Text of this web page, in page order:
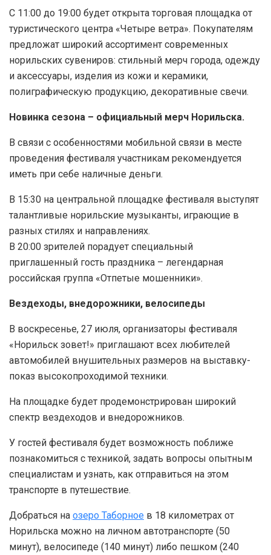
С 11:00 до 19:00 будет открыта торговая площадка от
туристического центра «Четыре ветра». Покупателям
предложат широкий ассортимент современных
норильских сувениров: стильный мерч города, одежду
и аксессуары, изделия из кожи и керамики,
полиграфическую продукцию, декоративные свечи.
Новинка сезона – официальный мерч Норильска.
В связи с особенностями мобильной связи в месте
проведения фестиваля участникам рекомендуется
иметь при себе наличные деньги.
В 15:30 на центральной площадке фестиваля выступят
талантливые норильские музыканты, играющие в
разных стилях и направлениях.
В 20:00 зрителей порадует специальный
приглашенный гость праздника – легендарная
российская группа «Отпетые мошенники».
Вездеходы, внедорожники, велосипеды
В воскресенье, 27 июля, организаторы фестиваля
«Норильск зовет!» приглашают всех любителей
автомобилей внушительных размеров на выставку-
показ высокопроходимой техники.
На площадке будет продемонстрирован широкий
спектр вездеходов и внедорожников.
У гостей фестиваля будет возможность поближе
познакомиться с техникой, задать вопросы опытным
специалистам и узнать, как отправиться на этом
транспорте в путешествие.
Добраться на озеро Таборное в 18 километрах от
Норильска можно на личном автотранспорте (50
минут), велосипеде (140 минут) либо пешком (240